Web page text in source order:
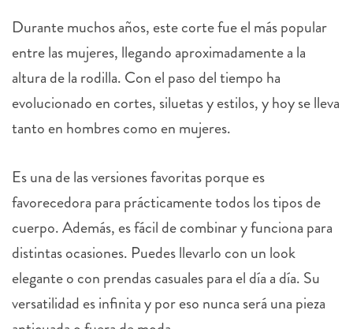
entre las mujeres, llegando aproximadamente a la
altura de la rodilla. Con el paso del tiempo ha
evolucionado en cortes, siluetas y estilos, y hoy se lleva
tanto en hombres como en mujeres.
favorecedora para prácticamente todos los tipos de
cuerpo. Además, es fácil de combinar y funciona para
distintas ocasiones. Puedes llevarlo con un look
elegante o con prendas casuales para el día a día. Su
versatilidad es infinita y por eso nunca será una pieza
anticuada o fuera de moda.